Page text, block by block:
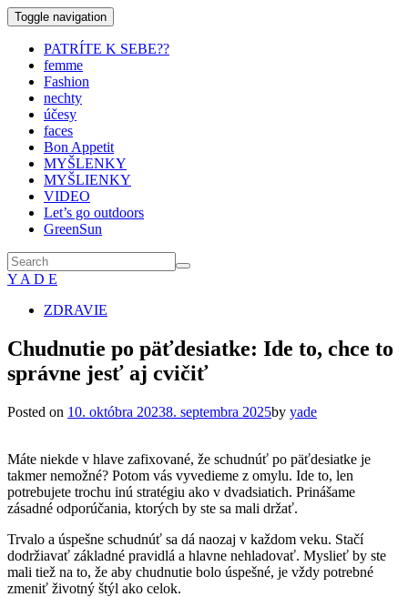
Toggle navigation
PATRÍTE K SEBE??
femme
Fashion
nechty
účesy
faces
Bon Appetit
MYŠLENKY
MYŠLIENKY
VIDEO
Let’s go outdoors
GreenSun
Y A D E
ZDRAVIE
Chudnutie po päťdesiatke: Ide to, chce to
správne jesť aj cvičiť
Posted on 10. októbra 20238. septembra 2025by yade
Máte niekde v hlave zafixované, že schudnúť po päťdesiatke je
takmer nemožné? Potom vás vyvedieme z omylu. Ide to, len
potrebujete trochu inú stratégiu ako v dvadsiatich. Prinášame
zásadné odporúčania, ktorých by ste sa mali držať.
Trvalo a úspešne schudnúť sa dá naozaj v každom veku. Stačí
dodržiavať základné pravidlá a hlavne nehladovať. Myslieť by ste
mali tiež na to, že aby chudnutie bolo úspešné, je vždy potrebné
zmeniť životný štýl ako celok.